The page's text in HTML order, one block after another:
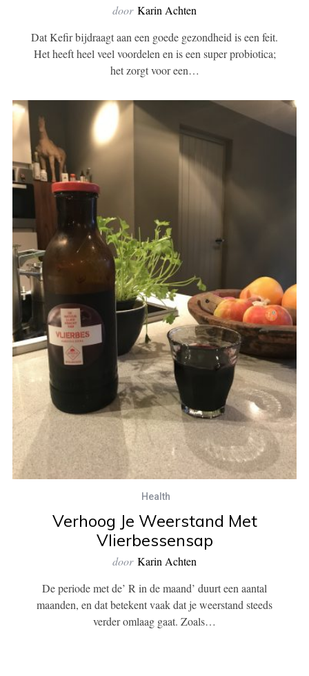
door Karin Achten
Dat Kefir bijdraagt aan een goede gezondheid is een feit.
Het heeft heel veel voordelen en is een super probiotica;
het zorgt voor een…
Health
Verhoog Je Weerstand Met
Vlierbessensap
door Karin Achten
De periode met de’ R in de maand’ duurt een aantal
maanden, en dat betekent vaak dat je weerstand steeds
verder omlaag gaat. Zoals…